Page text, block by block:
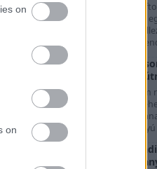
on
on
A császárhús az egyik
sertéshúsféle. Megsüthetjük
belőle ropogós falatokat,
levesekhez, főzelékekhez,
Fermentált zöld
és biztonságos eltevési
A fermentált zöld paradicsom
savanyú és fűszeres módja
maradt termés
során nem ecet adja a
Mit készítsünk zöld
felhasználási mód a